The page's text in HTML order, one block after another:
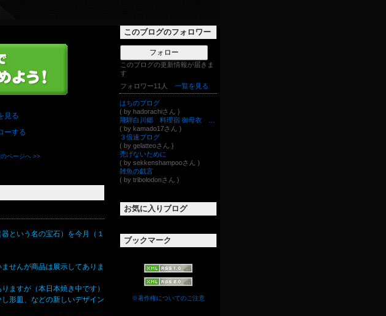
見る
ーする
ページへ >>
という名の宝石）を今月（１
せんが商品は展示してありま
ますが（本日本焼き中です）
形皿、などの新しいデザイン
このブログのフォロワー
フォロー
このブログの更新情報が届きま
す
フォロワー11人
一覧を見る
はちのブログ
( by hadorachiさん )
( by kamado17さん )
３倍速ブログ
( by gelatteoさん )
禿げないために
( by sekkenshampooさん )
雑魚の戯言
( by tribolodonさん )
お気に入りブログ
ブックマーク
※著作権についてのご注意